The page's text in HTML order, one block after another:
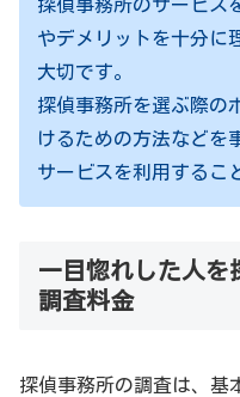
探偵事務所のサービス
やデメリットを十分に
大切です。
探偵事務所を選ぶ際の
けるための方法などを
サービスを利用するこ
一目惚れした人を
調査料金
探偵事務所の調査は、基